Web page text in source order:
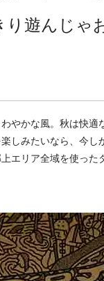
遊んじゃ
やかな風。秋は快
しみたいなら、今
エリア全域を使っ